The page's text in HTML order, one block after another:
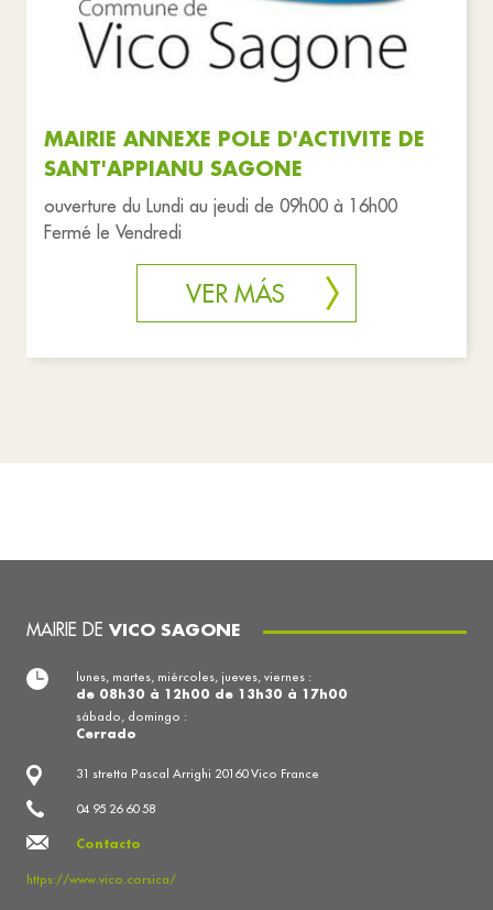
MAIRIE ANNEXE POLE D'ACTIVITE DE
SANT'APPIANU SAGONE
ouverture du Lundi au jeudi de 09h00 à 16h00
Fermé le Vendredi
VER MÁS
MAIRIE DE VICO SAGONE
31 stretta Pascal Arrighi 20160 Vico France
04 95 26 60 58
Contacto
https://www.vico.corsica/
lunes, martes, miércoles, jueves, viernes :
de 08h30 à 12h00 de 13h30 à 17h00
sábado, domingo :
Cerrado